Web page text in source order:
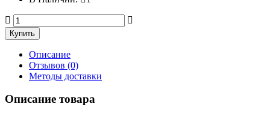
Описание
Отзывов (0)
Методы доставки
Описание товара